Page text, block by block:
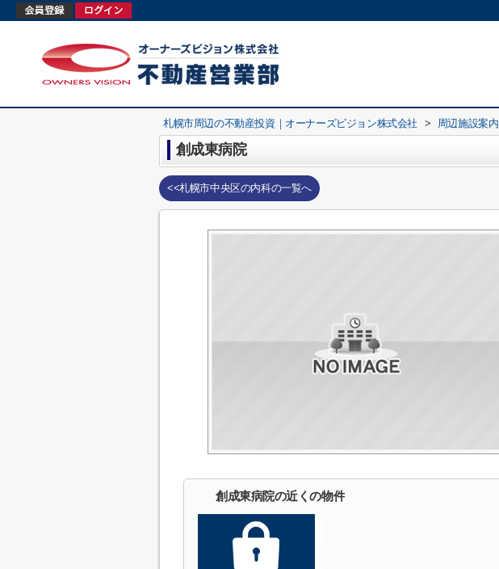
札幌市周辺の不動産投資｜オーナーズビジョン株式会社 > 周辺施設案内
創成東病院
<<札幌市中央区の内科の一覧へ
創成東病院の近くの物件